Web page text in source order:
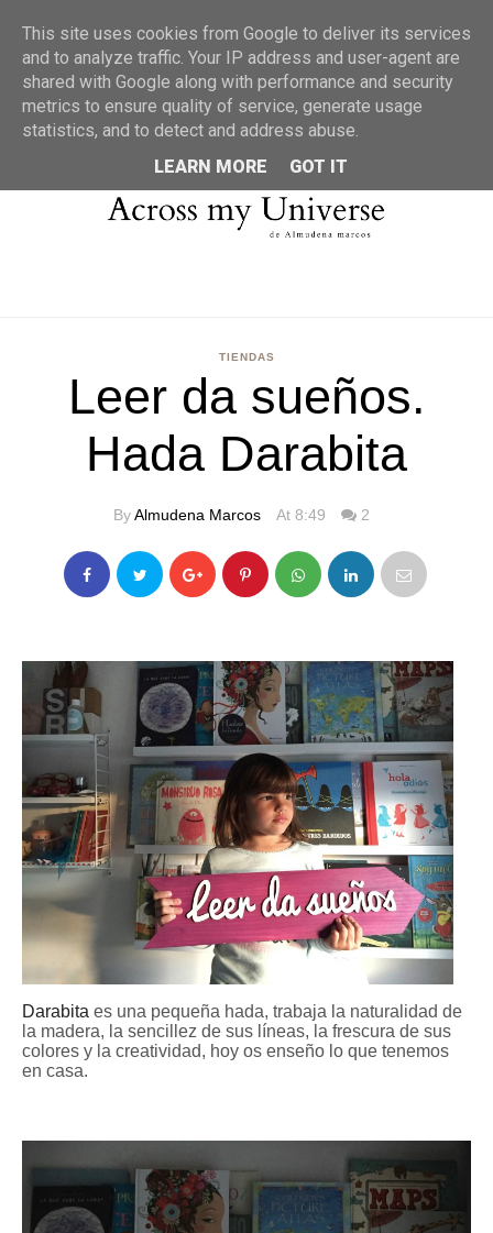
MENU
TIENDAS
Leer da sueños.
Hada Darabita
ByAlmudena Marcos At 8:49 2
Darabita es una pequeña hada, trabaja la naturalidad de
la madera, la sencillez de sus líneas, la frescura de sus
colores y la creatividad, hoy os enseño lo que tenemos
en casa.
This site uses cookies from Google to deliver its services
and to analyze traffic. Your IP address and user-agent are
shared with Google along with performance and security
metrics to ensure quality of service, generate usage
statistics, and to detect and address abuse.
LEARN MORE
GOT IT